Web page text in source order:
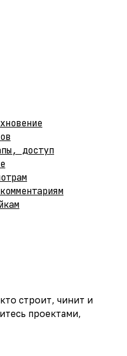
доступ
строит, чинит и
проектами,